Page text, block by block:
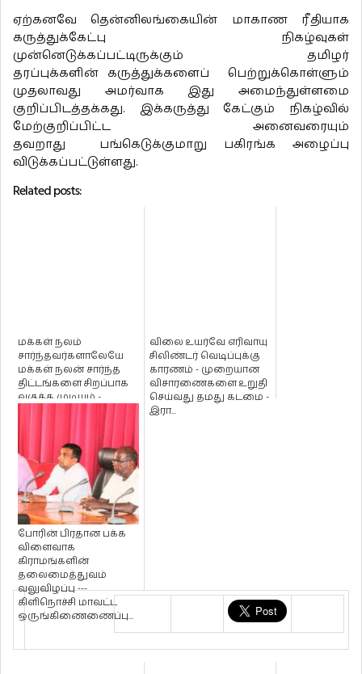
ஏற்கனவே தென்னிலங்கையின் மாகாண ரீதியாக
கருத்துக்கேட்பு நிகழ்வுகள்
முன்னெடுக்கப்பட்டிருக்கும் தமிழர்
தரப்புக்களின் கருத்துக்களைப் பெற்றுக்கொள்ளும்
முதலாவது அமர்வாக இது அமைந்துள்ளமை
குறிப்பிடத்தக்கது. இக்கருத்து கேட்கும் நிகழ்வில்
மேற்குறிப்பிட்ட அனைவரையும்
தவறாது பங்கெடுக்குமாறு பகிரங்க அழைப்பு
விடுக்கப்பட்டுள்ளது.
Related posts:
மக்கள் நலம்
சார்ந்தவர்களாலேயே
மக்கள் நலன் சார்ந்த
திட்டங்களை சிறப்பாக
வகுக்க முடியும் -
ஐயாத்துரை ஸ்...
விலை உயர்வே எரிவாயு
சிலிண்டர் வெடிப்புக்கு
காரணம் - முறையான
விசாரணைகளை உறுதி
செய்வது தமது கடமை -
இரா...
போரின் பிரதான பக்க
விளைவாக
கிராமங்களின்
தலைமைத்துவம்
வலுவிழப்பு ---
கிளிநொச்சி மாவட்ட
ஒருங்கிணைணைப்பு...